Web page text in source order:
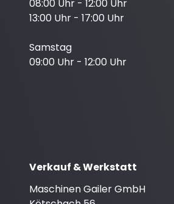
08:00 Uhr - 12:00 Uhr
13:00 Uhr - 17:00 Uhr
Samstag
09:00 Uhr - 12:00 Uhr
Verkauf & Werkstatt
Maschinen Gailer GmbH